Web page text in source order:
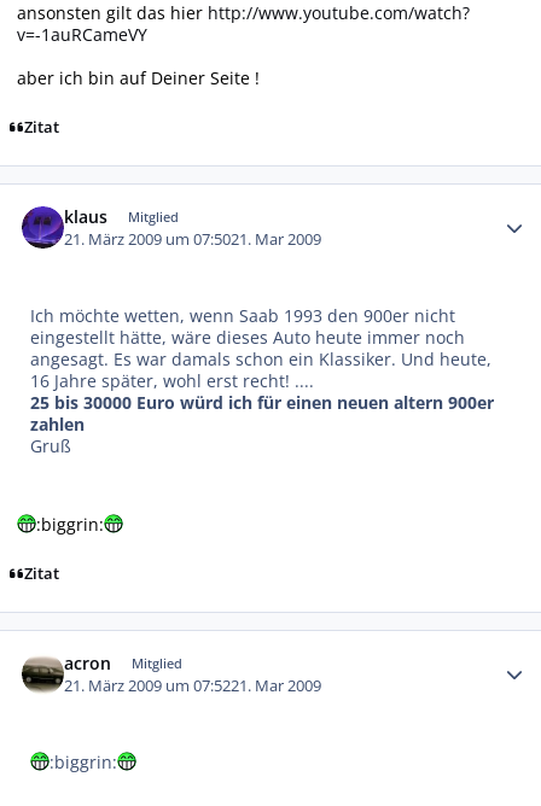
ansonsten gilt das hier http://www.youtube.com/watch?
v=-1auRCameVY
aber ich bin auf Deiner Seite !
Zitat
klaus Mitglied
21. März 2009 um 07:5021. Mar 2009
Ich möchte wetten, wenn Saab 1993 den 900er nicht
eingestellt hätte, wäre dieses Auto heute immer noch
angesagt. Es war damals schon ein Klassiker. Und heute,
16 Jahre später, wohl erst recht! ....
25 bis 30000 Euro würd ich für einen neuen altern 900er
zahlen
Gruß
:biggrin:
Zitat
acron Mitglied
21. März 2009 um 07:5221. Mar 2009
:biggrin: